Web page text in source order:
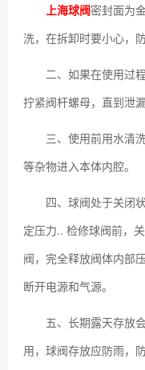
上海球阀密封面为
洗，在拆卸时要小心，
二、如果在使用过
拧紧阀杆螺母，直到泄
三、使用前用水清
等杂物进入本体内腔。
四、球阀处于关闭
定压力.. 检修球阀前，
阀，完全释放阀体内部
断开电源和气源。
五、长期露天存放
用，球阀存放应防雨，